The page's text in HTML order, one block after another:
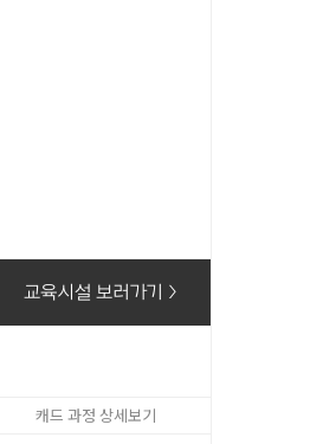
교육시설 보러가기 >
캐드 과정 상세보기